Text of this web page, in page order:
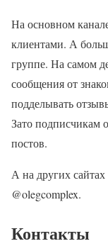
На основном
клиентами. А
группе. На самом
сообщения от
подделывать
Зато подписчикам
постов.
А на других
@olegcomplex.
Контакты